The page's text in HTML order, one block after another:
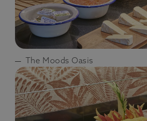
The Moods Oasis